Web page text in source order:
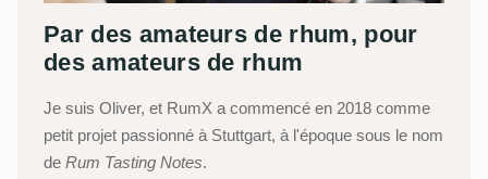
Par des amateurs de rhum, pour
des amateurs de rhum
Je suis Oliver, et RumX a commencé en 2018 comme
petit projet passionné à Stuttgart, à l'époque sous le nom
de Rum Tasting Notes.